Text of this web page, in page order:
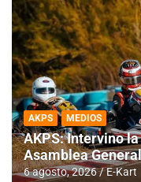
AKPS MEDIOS
AKPS: Intervino
Asamblea
6 agosto, 2026 E-Kart